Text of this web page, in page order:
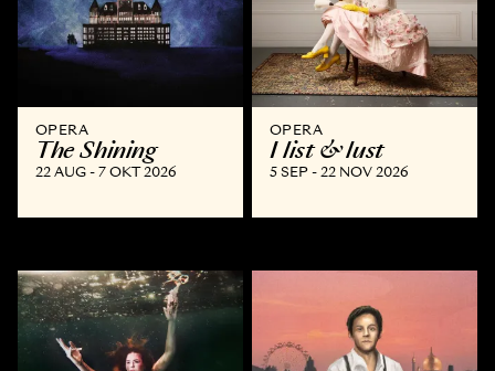
OPERA
The Shining
22 AUG - 7 OKT 2026
OPERA
I list & lust
5 SEP - 22 NOV 2026